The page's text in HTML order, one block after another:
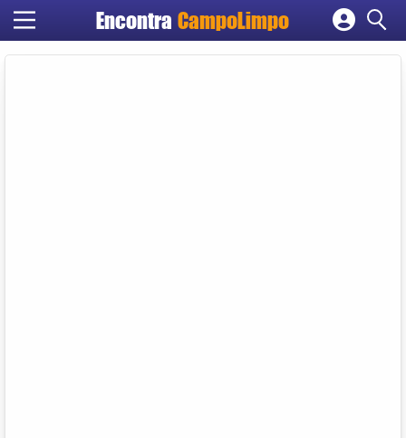
Encontra CampoLimpo
Cadastrar empresa